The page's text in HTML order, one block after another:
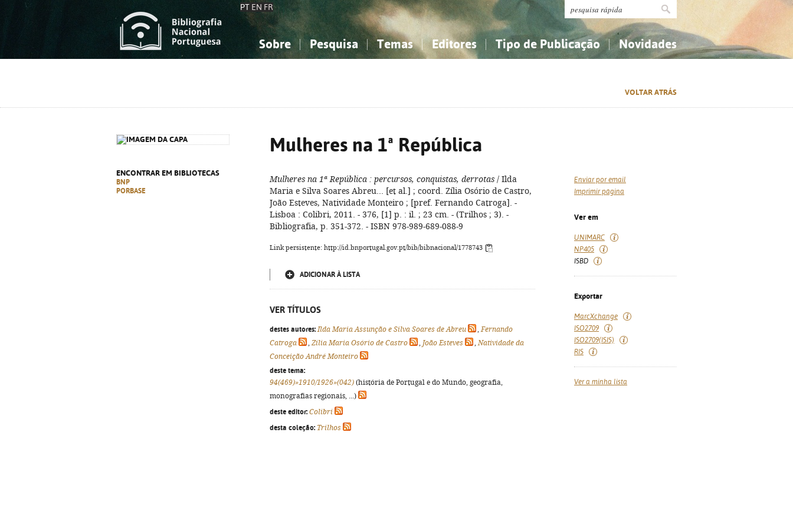
PT EN FR
Sobre Pesquisa Temas Editores Tipo de Publicação Novidades
VOLTAR ATRÁS
ENCONTRAR EM BIBLIOTECAS
BNP
PORBASE
Mulheres na 1ª República
Mulheres na 1ª República : percursos, conquistas, derrotas / Ilda
Maria e Silva Soares Abreu... [et al.] ; coord. Zília Osório de Castro,
João Esteves, Natividade Monteiro ; [pref. Fernando Catroga]. -
Lisboa : Colibri, 2011. - 376, [1] p. : il. ; 23 cm. - (Trilhos ; 3). -
Bibliografia, p. 351-372. - ISBN 978-989-689-088-9
Link persistente: http://id.bnportugal.gov.pt/bib/bibnacional/1778743
ADICIONAR À LISTA
VER TÍTULOS
destes autores: Ilda Maria Assunção e Silva Soares de Abreu ,Fernando
Catroga
, Zília Maria Osório de Castro , João Esteves ,Natividade da
Conceição André Monteiro
deste tema:
94(469)»1910/1926»(042) (história de Portugal e do Mundo, geografia,
monografias regionais, ...)
deste editor: Colibri
desta coleção: Trilhos
Enviar por email
Imprimir página
Ver em
UNIMARC
NP405
ISBD
Exportar
MarcXchange
ISO2709
ISO2709(ISIS)
RIS
Ver a minha lista